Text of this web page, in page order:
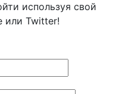
используя свой
или Twitter!